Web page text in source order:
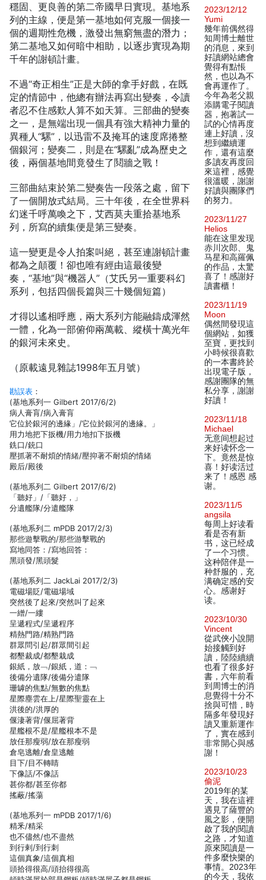
穩固、更良善的第二帝國早日實現。基地系
列的主線，便是第一基地如何克服一個接一
個的週期性危機，激發出無窮無盡的潛力；
第二基地又如何暗中相助，以逐步實現為期
千年的謝頓計畫。
不過“奇正相生”正是大師的拿手好戲，在既
定的情節中，他總有辦法再寫出變奏，令讀
者忍不住感歎人算不如天算。三部曲的變奏
之一，是無端出現一個具有強大精神力量的
異種人“騾”，以迅雷不及掩耳的速度席捲整
個銀河；變奏二，則是在“騾亂”成為歷史之
後，兩個基地間竟發生了鬩牆之戰！
三部曲結束於第二變奏告一段落之處，留下
了一個開放式結局。三十年後，在全世界科
幻迷千呼萬喚之下，艾西莫夫重拾基地系
列，所寫的續集便是第三變奏。
這一變更是令人拍案叫絕，甚至連謝頓計畫
都為之顛覆！卻也唯有經由這最後變
奏，“基地”與“機器人”（艾氏另一重要科幻
系列，包括四個長篇與三十幾個短篇）
才得以遙相呼應，兩大系列方能融鑄成渾然
一體，化為一部俯仰兩萬載、縱橫十萬光年
的銀河未來史。
（原載遠見雜誌1998年五月號）
勘誤表 ：
(基地系列一 Gilbert 2017/6/2)
病人膏肓/病入膏肓
它位於銀河的邊緣」/它位於銀河的邊緣。」
用力地把下扳機/用力地扣下扳機
銑口/銃口
壓抓著不耐煩的情緒/壓抑著不耐煩的情緒
殿后/殿後
(基地系列二 Gilbert 2017/6/2)
「聽好」/「聽好，」
分遺艦隊/分遣艦隊
(基地系列二 mPDB 2017/2/3)
那些遊擊戰的/那些游擊戰的
寫地同答：/寫地回答：
黑頭發/黑頭髮
(基地系列二 JackLai 2017/2/3)
電磁場貶/電磁場域
突然後了起來/突然叫了起來
一繒/一縷
呈遞程式/呈遞程序
精熱門路/精熟門路
群眾問引起/群眾間引起
都墾裁成/都墾栽成
銀紙，放﹁/銀紙，道：﹁
後備分遺隊/後備分遣隊
珊罅的焦點/無數的焦點
星際塵雲在上/星際聖靈在上
洪後的/洪厚的
偃淒著背/偃屈著背
星艦根不是/星艦根本不是
放任那瘦弱/放在那瘦弱
倉皂逃離/倉皇逃離
目下/目不轉睛
下像話/不像話
甚你都/甚至你都
搖蔽/搖蕩
(基地系列一 mPDB 2017/1/6)
精釆/精采
也不儘然/也不盡然
到行剌/到行刺
這個真象/這個真相
頭拾得很高/頭抬得很高
2023/12/12
Yumi
幾年前偶然得
知周博士離世
的消息，來到
好讀網站總會
覺得有點悵
然，也以為不
會再運作了。
今年為老父親
添購電子閱讀
器，抱著試一
試的心情再度
連上好讀，沒
想到繼續運
作，還有這麼
多讀友再度回
來這裡，感覺
很溫暖，謝謝
好讀與團隊們
的努力。
2023/11/27
Helios
能在这里发现
赤川次郎、鬼
马星和高羅佩
的作品，太驚
喜了！感謝好
讀書櫃！
2023/11/19
Moon
偶然間發現這
個網站，如獲
至寶，更找到
小時候很喜歡
的一本書終於
出現電子版，
感謝團隊的無
私分享，謝謝
好讀！
2023/11/18
Michael
无意间想起过
来好读怀念一
下。竟然是惊
喜！好读活过
来了！感恩 感
谢。
2023/11/5
angsila
每周上好读看
看是否有新
书，这已经成
了一个习惯。
这种陪伴是一
种舒服的，充
满确定感的安
心。感谢好
读。
2023/10/30
Vincent
從武俠小說開
始接觸到好
讀，陸陸續續
也看了很多好
書，六年前看
到周博士的消
息覺得十分不
捨與可惜，時
隔多年發現好
讀又重新運作
了，實在感到
非常開心與感
謝！
2023/10/23
偷泥
2019年的某
天，我在這裡
遇見了薩豐的
風之影，便開
啟了我的閱讀
之路，才知道
原來閱讀是一
件多麼快樂的
事情。2023年
的今天，我依